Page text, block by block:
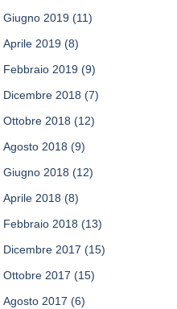
Giugno 2019 (11)
Aprile 2019 (8)
Febbraio 2019 (9)
Dicembre 2018 (7)
Ottobre 2018 (12)
Agosto 2018 (9)
Giugno 2018 (12)
Aprile 2018 (8)
Febbraio 2018 (13)
Dicembre 2017 (15)
Ottobre 2017 (15)
Agosto 2017 (6)